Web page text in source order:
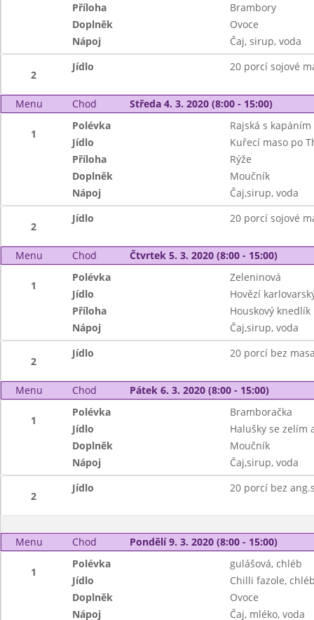
Příloha
Brambory
Doplněk
Ovoce
Nápoj
Čaj, sirup, voda
2
Jídlo 20 porcí sojové
Menu Chod Středa 4. 3. 2020 (8:00 - 15:00)
1
Polévka
Rajská s kapáním
Jídlo
Kuřecí maso po
Příloha
Rýže
Doplněk
Moučník
Nápoj
Čaj,sirup, voda
2
Jídlo 20 porcí sojové
Menu Chod Čtvrtek 5. 3. 2020 (8:00 - 15:00)
1
Polévka
Zeleninová
Jídlo
Hovězí
Příloha
Houskový knedlík
Nápoj
Čaj,sirup, voda
2
Jídlo 20 porcí bez
Menu Chod Pátek 6. 3. 2020 (8:00 - 15:00)
1
Polévka
Bramboračka
Jídlo
Halušky se zelím
Doplněk
Moučník
Nápoj
Čaj,sirup, voda
2
Jídlo 20 porcí bez
Menu Chod Pondělí 9. 3. 2020 (8:00 - 15:00)
1
Polévka
gulášová, chléb
Jídlo
Chilli fazole,
Doplněk
Ovoce
Nápoj
Čaj, mléko, voda